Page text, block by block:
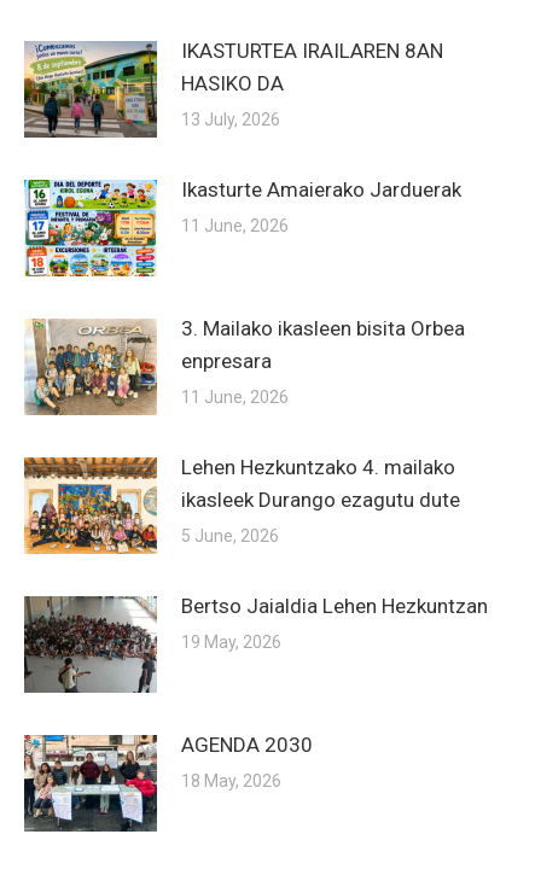
IKASTURTEA IRAILAREN 8AN
HASIKO DA
13 July, 2026
Ikasturte Amaierako Jarduerak
11 June, 2026
3. Mailako ikasleen bisita Orbea
enpresara
11 June, 2026
Lehen Hezkuntzako 4. mailako
ikasleek Durango ezagutu dute
5 June, 2026
Bertso Jaialdia Lehen Hezkuntzan
19 May, 2026
AGENDA 2030
18 May, 2026